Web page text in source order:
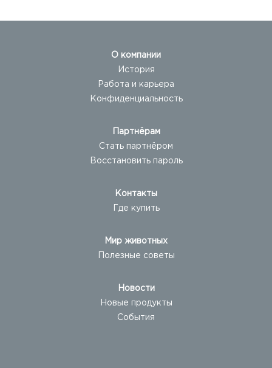
О компании
История
Работа и карьера
Конфиденциальность
Партнёрам
Стать партнёром
Восстановить пароль
Контакты
Где купить
Мир животных
Полезные советы
Новости
Новые продукты
События